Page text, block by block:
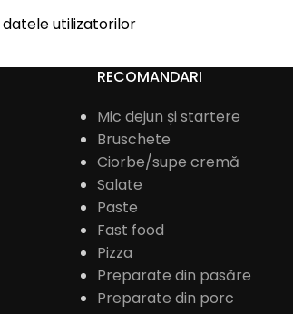
utilizatorilor
RECOMANDARI
Mic dejun și startere
Bruschete
Ciorbe/supe cremă
Salate
Paste
Fast food
Pizza
Preparate din pasăre
Preparate din porc